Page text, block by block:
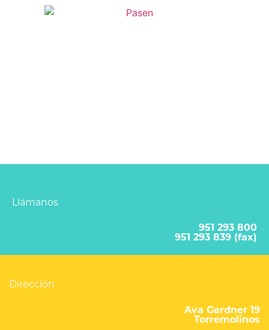
Llámanos
951 293 800
951 293 839 (fax)
Dirección
Ava Gardner 19
Torremolinos